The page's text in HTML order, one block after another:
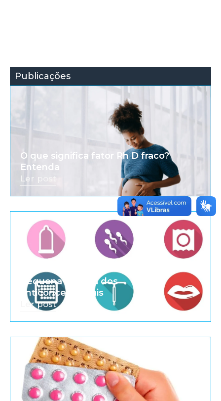
Publicações
O que significa fator Rh D fraco?
Entenda
Ler post
Pequena história dos
anticoncepcionais
Ler post